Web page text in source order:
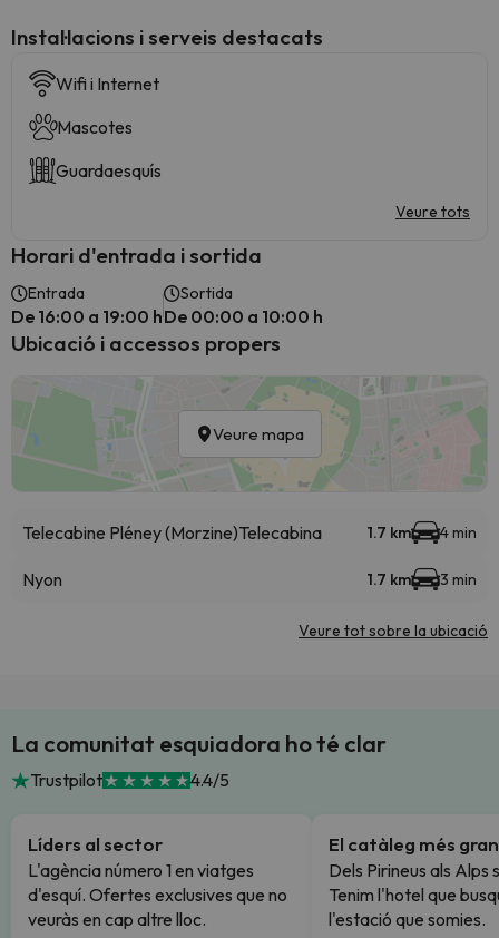
Instal·lacions i serveis destacats
Wifi i Internet
Mascotes
Guardaesquís
Veure tots
Horari d'entrada i sortida
Entrada
De 16:00 a 19:00 h
Sortida
De 00:00 a 10:00 h
Ubicació i accessos propers
Veure mapa
Telecabine Pléney (Morzine)Telecabina 1.7 km 4 min
Nyon 1.7 km 3 min
Veure tot sobre la ubicació
La comunitat esquiadora ho té clar
Trustpilot 4.4/5
Líders al sector
L'agència número 1 en viatges
d'esquí. Ofertes exclusives que no
veuràs en cap altre lloc.
El catàleg més gran
Dels Pirineus als Alps
Tenim l'hotel que
l'estació que somies.